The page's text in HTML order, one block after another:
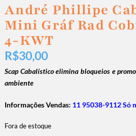
André Phillipe
Mini Gráf Rad
4-KWT
R$30,00
Scap Cabalístico elimina bloqueios e
ambiente
Informações Vendas: 11 95038-9112 Só
Fora de estoque